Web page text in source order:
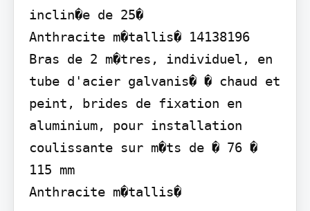
inclin�e de 25�
Anthracite m�tallis� 14138196
Bras de 2 m�tres, individuel, en
tube d'acier galvanis� � chaud et
peint, brides de fixation en
aluminium, pour installation
coulissante sur m�ts de � 76 �
115 mm
Anthracite m�tallis�